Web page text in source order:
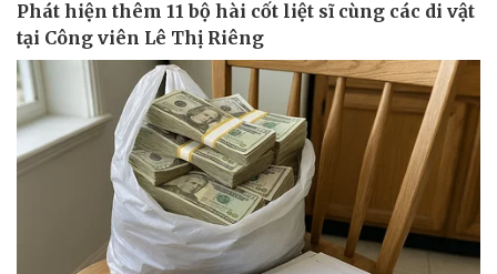
Lịch thi đấu bóng đá
Thế giới thể thao
eSports
Hậu trường
Xe máy